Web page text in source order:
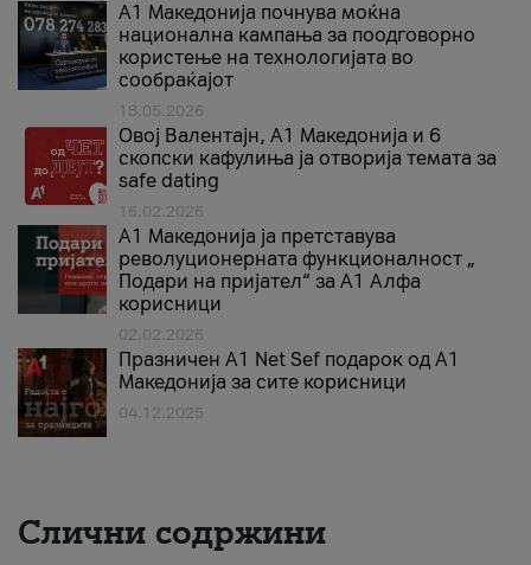
A1 Македонија почнува моќна
национална кампања за поодговорно
користење на технологијата во
сообраќајот
18.05.2026
Овој Валентајн, A1 Македонија и 6
скопски кафулиња ја отворија темата за
safe dating
16.02.2026
А1 Македонија ја претставува
револуционерната функционалност „
Подари на пријател“ за А1 Алфа
корисници
02.02.2026
Празничен A1 Net Sеf подарок од А1
Македонија за сите корисници
04.12.2025
Слични содржини